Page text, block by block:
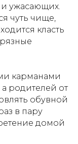
и ужасающих.
чуть чище,
класть
карманами
родителей от
обувной
в пару
домой